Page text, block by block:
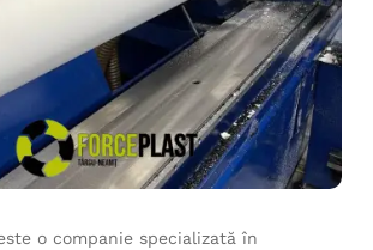
o companie specializată în